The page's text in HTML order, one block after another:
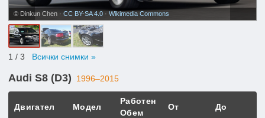
© Dinkun Chen · CC BY-SA 4.0 · Wikimedia Commons
1 / 3 Всички снимки »
Audi S8 (D3) 1996–2015
Двигател Модел
Работен
Обем
От До